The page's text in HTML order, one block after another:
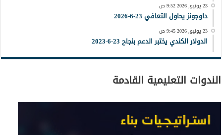
23 يونيو, 2026 9:52 ص
داوجونز يحاول التعافي 23-6-2026
23 يونيو, 2026 9:45 ص
الدولار الكندي يختبر الدعم بنجاح 23-6-2023
الندوات التعليمية القادمة